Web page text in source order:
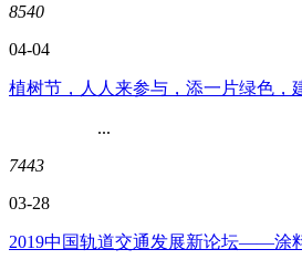
8540
04-04
植树节，人人来参与，添一片绿色，
...
7443
03-28
2019中国轨道交通发展新论坛——涂